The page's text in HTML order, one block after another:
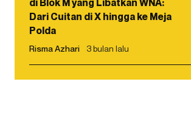
di Blok M yang Libatkan WNA:
Dari Cuitan di X hingga ke Meja
Polda
Risma Azhari 3 bulan lalu